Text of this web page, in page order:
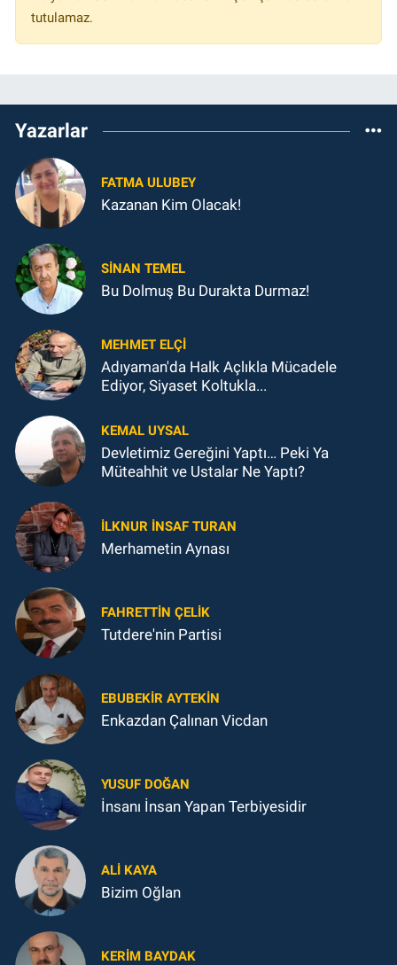
tutulamaz.
Yazarlar
FATMA ULUBEY
Kazanan Kim Olacak!
SINAN TEMEL
Bu Dolmuş Bu Durakta Durmaz!
MEHMET ELÇI
Adıyaman'da Halk Açlıkla Mücadele
Ediyor, Siyaset Koltukla...
KEMAL UYSAL
Devletimiz Gereğini Yaptı… Peki Ya
Müteahhit ve Ustalar Ne Yaptı?
İLKNUR İNSAF TURAN
Merhametin Aynası
FAHRETTIN ÇELİK
Tutdere'nin Partisi
EBUBEKIR AYTEKIN
Enkazdan Çalınan Vicdan
YUSUF DOĞAN
İnsanı İnsan Yapan Terbiyesidir
ALI KAYA
Bizim Oğlan
KERIM BAYDAK